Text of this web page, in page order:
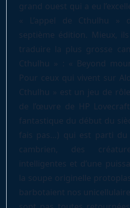
grand ouest qui a eu
« L’appel de Cthulhu »
septième édition. Mieux,
traduire la plus grosse
Cthulhu » : « Beyond
Pour ceux qui vivent sur
Cthulhu » est un jeu de
de l’œuvre de HP
fantastique du début du
fais pas…) qui est parti
cambrien, des
intelligentes et d’une
la soupe originelle
barbotaient nos